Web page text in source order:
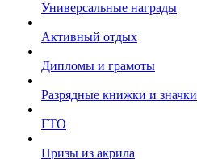
Универсальные награды
Активный отдых
Дипломы и грамоты
Разрядные книжки и значки
ГТО
Призы из акрила